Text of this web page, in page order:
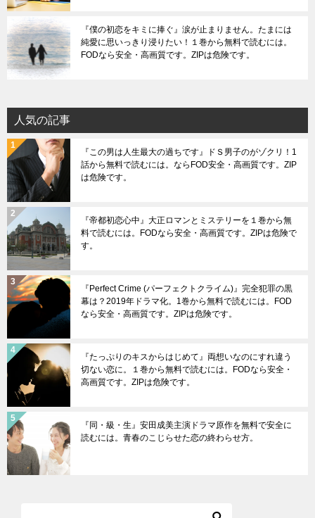
『僕の初恋をキミに捧ぐ』涙が止まりません。たまには
純愛に思いっきり浸りたい！１巻から無料で読むには。
FODなら安全・高画質です。ZIPは危険です。
人気の記事
『この男は人生最大の過ちです』ドＳ男子のがゾクリ！1
話から無料で読むには。ならFOD安全・高画質です。ZIP
は危険です。
『帝都初恋心中』大正ロマンとミステリーを１巻から無
料で読むには。FODなら安全・高画質です。ZIPは危険で
す。
『Perfect Crime (パーフェクトクライム)』完全犯罪の黒
幕は？2019年ドラマ化。1巻から無料で読むには。FOD
なら安全・高画質です。ZIPは危険です。
『たっぷりのキスからはじめて』両想いなのにすれ違う
切ない恋に。１巻から無料で読むには。FODなら安全・
高画質です。ZIPは危険です。
『同・級・生』安田成美主演ドラマ原作を無料で安全に
読むには。青春のこじらせた恋の終わらせ方。